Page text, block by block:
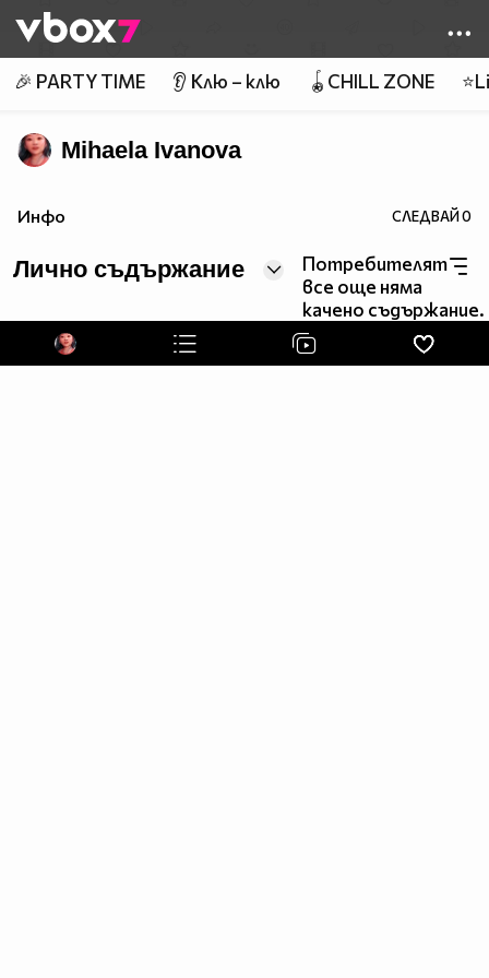
👾
🎉 PARTY TIME 👂 Клю – клю 🪀CHILL ZONE
Mihaela Ivanova
Инфо СЛЕДВАЙ0
Лично съдържание
Потребителят
все още няма
качено съдържание.